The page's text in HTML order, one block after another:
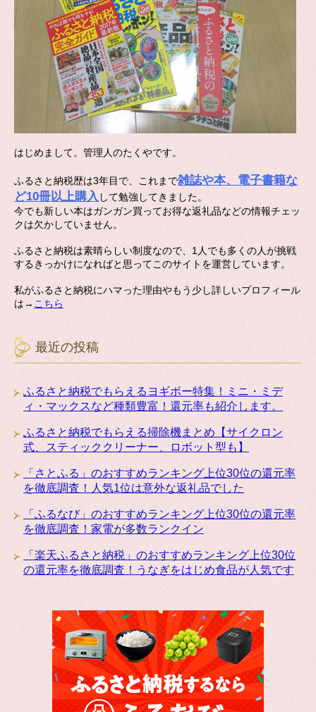
はじめまして。管理人のたくやです。
ふるさと納税歴は3年目で、これまで雑誌や本、電子書籍な
ど10冊以上購入 して勉強してきました。
今でも新しい本はガンガン買ってお得な返礼品などの情報チェッ
クは欠かしていません。
ふるさと納税は素晴らしい制度なので、1人でも多くの人が挑戦
するきっかけになればと思ってこのサイトを運営しています。
私がふるさと納税にハマった理由やもう少し詳しいプロフィール
は→ こちら
最近の投稿
ふるさと納税でもらえるヨギボー特集！ミニ・ミデ
ィ・マックスなど種類豊富！還元率も紹介します。
ふるさと納税でもらえる掃除機まとめ【サイクロン
式、スティッククリーナー、ロボット型も】
「さとふる」のおすすめランキング上位30位の還元率
を徹底調査！人気1位は意外な返礼品でした
「ふるなび」のおすすめランキング上位30位の還元率
を徹底調査！家電が多数ランクイン
「楽天ふるさと納税」のおすすめランキング上位30位
の還元率を徹底調査！うなぎをはじめ食品が人気です